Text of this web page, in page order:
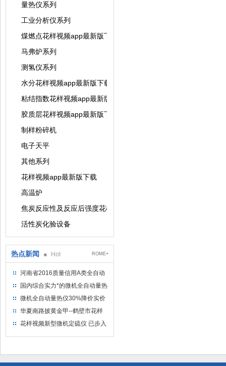
量热仪系列
工业分析仪系列
煤燃点花样视频app最新版下载
马弗炉系列
测氢仪系列
水分花样视频app最新版下载系列
粘结指数花样视频app最新版下载系列
胶质层花样视频app最新版下载系列
制样粉碎机
电子天平
其他系列
花样视频app最新版下载
高温炉
焦炭反应性及反应后强度花样视频app最新版下载
活性炭化验设备
热点新闻 Hot ROME+
河南省2016质量信用A类全自动
量热仪
国内综合实力*的微机全自动量热
仪制造企业
微机全自动量热仪30%降价实价
出售
华夏南路披黄金甲--鹤壁市花样
视频仪器仪表有限公司
花样视频新型微机定硫仪 已步入